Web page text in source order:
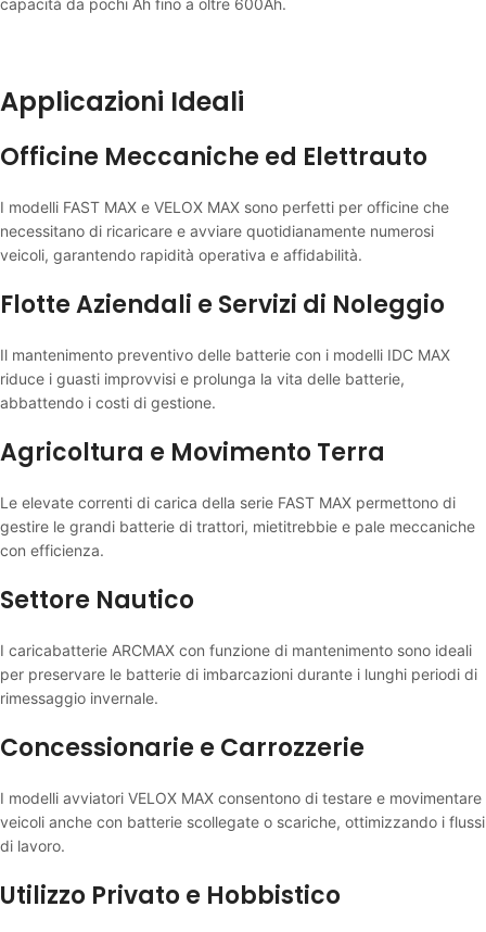
capacità da pochi Ah fino a oltre 600Ah.
Applicazioni Ideali
Officine Meccaniche ed Elettrauto
I modelli FAST MAX e VELOX MAX sono perfetti per officine che
necessitano di ricaricare e avviare quotidianamente numerosi
veicoli, garantendo rapidità operativa e affidabilità.
Flotte Aziendali e Servizi di Noleggio
Il mantenimento preventivo delle batterie con i modelli IDC MAX
riduce i guasti improvvisi e prolunga la vita delle batterie,
abbattendo i costi di gestione.
Agricoltura e Movimento Terra
Le elevate correnti di carica della serie FAST MAX permettono di
gestire le grandi batterie di trattori, mietitrebbie e pale meccaniche
con efficienza.
Settore Nautico
I caricabatterie ARCMAX con funzione di mantenimento sono ideali
per preservare le batterie di imbarcazioni durante i lunghi periodi di
rimessaggio invernale.
Concessionarie e Carrozzerie
I modelli avviatori VELOX MAX consentono di testare e movimentare
veicoli anche con batterie scollegate o scariche, ottimizzando i flussi
di lavoro.
Utilizzo Privato e Hobbistico